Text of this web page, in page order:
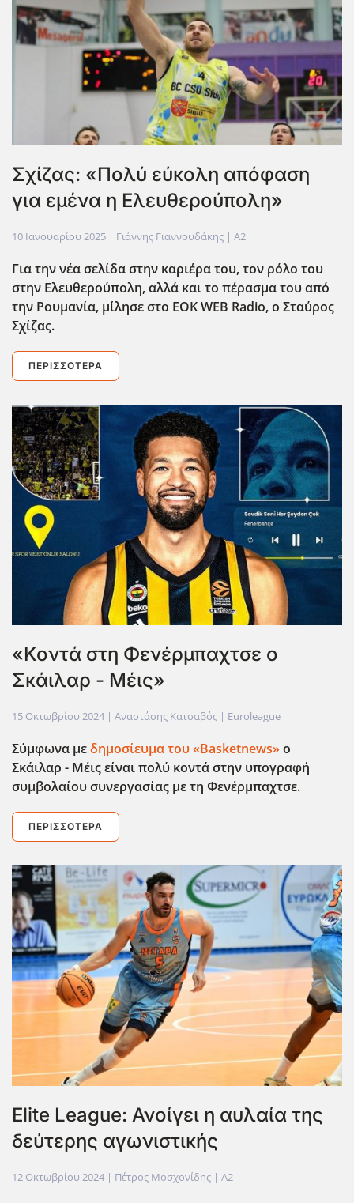
Σχίζας: «Πολύ εύκολη απόφαση
για εμένα η Ελευθερούπολη»
10 Ιανουαρίου 2025 | Γιάννης Γιαννουδάκης | A2
Για την νέα σελίδα στην καριέρα του, τον ρόλο του
στην Ελευθερούπολη, αλλά και το πέρασμα του από
την Ρουμανία, μίλησε στο EOKWEB Radio, ο Σταύρος
Σχίζας.
ΠΕΡΙΣΣΌΤΕΡΑ
«Κοντά στη Φενέρμπαχτσε ο
Σκάιλαρ - Μέις»
15 Οκτωβρίου 2024 | Αναστάσης Κατσαβός | Euroleague
Σύμφωνα μεδημοσίευμα του «Basketnews»ο
Σκάιλαρ - Μέις είναι πολύ κοντά στην υπογραφή
συμβολαίου συνεργασίας με τη Φενέρμπαχτσε.
ΠΕΡΙΣΣΌΤΕΡΑ
Elite League: Ανοίγει η αυλαία της
δεύτερης αγωνιστικής
12 Οκτωβρίου 2024 | Πέτρος Μοσχονίδης | A2